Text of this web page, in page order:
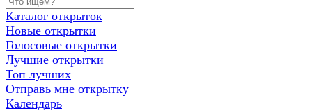
Каталог открыток
Новые открытки
Голосовые открытки
Лучшие открытки
Топ лучших
Отправь мне открытку
Календарь